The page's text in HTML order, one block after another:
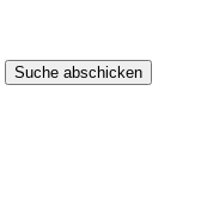
Suche abschicken